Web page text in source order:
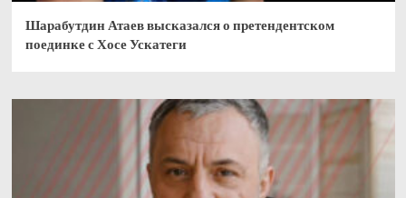
Шарабутдин Атаев высказался о претендентском
поединке с Хосе Ускатеги